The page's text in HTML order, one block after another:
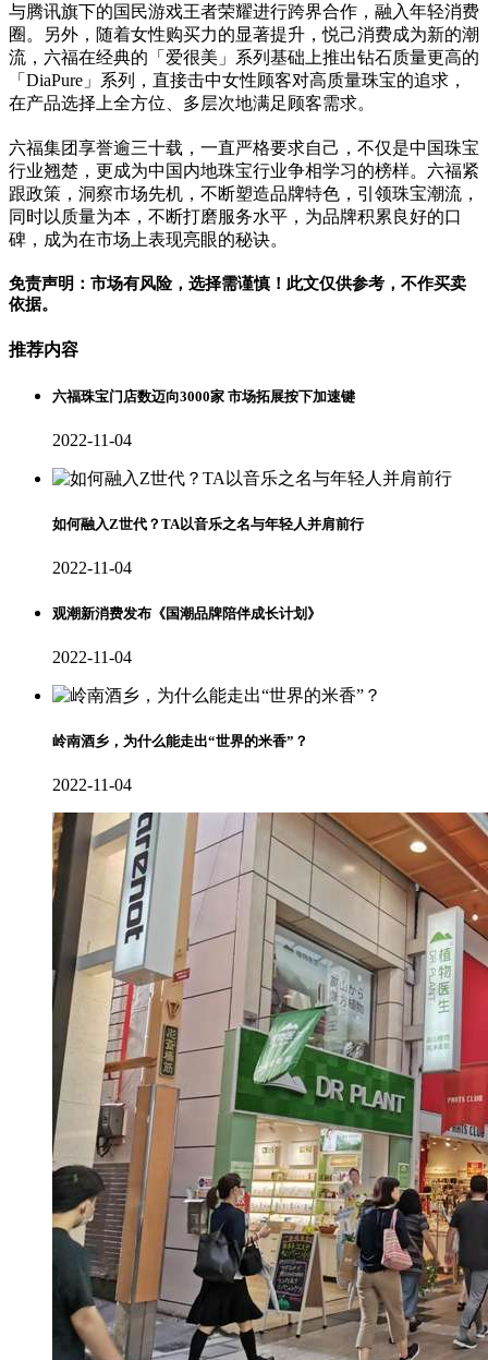
与腾讯旗下的国民游戏王者荣耀进行跨界合作，融入年轻消费
圈。另外，随着女性购买力的显著提升，悦己消费成为新的潮
流，六福在经典的「爱很美」系列基础上推出钻石质量更高的
「DiaPure」系列，直接击中女性顾客对高质量珠宝的追求，
在产品选择上全方位、多层次地满足顾客需求。
六福集团享誉逾三十载，一直严格要求自己，不仅是中国珠宝
行业翘楚，更成为中国内地珠宝行业争相学习的榜样。六福紧
跟政策，洞察市场先机，不断塑造品牌特色，引领珠宝潮流，
同时以质量为本，不断打磨服务水平，为品牌积累良好的口
碑，成为在市场上表现亮眼的秘诀。
免责声明：市场有风险，选择需谨慎！此文仅供参考，不作买卖
依据。
推荐内容
六福珠宝门店数迈向3000家 市场拓展按下加速键
2022-11-04
如何融入Z世代？TA以音乐之名与年轻人并肩前行
2022-11-04
观潮新消费发布《国潮品牌陪伴成长计划》
2022-11-04
岭南酒乡，为什么能走出“世界的米香”？
2022-11-04